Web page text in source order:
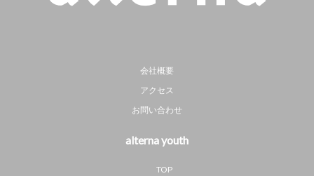
会社概要
アクセス
お問い合わせ
alterna youth
TOP